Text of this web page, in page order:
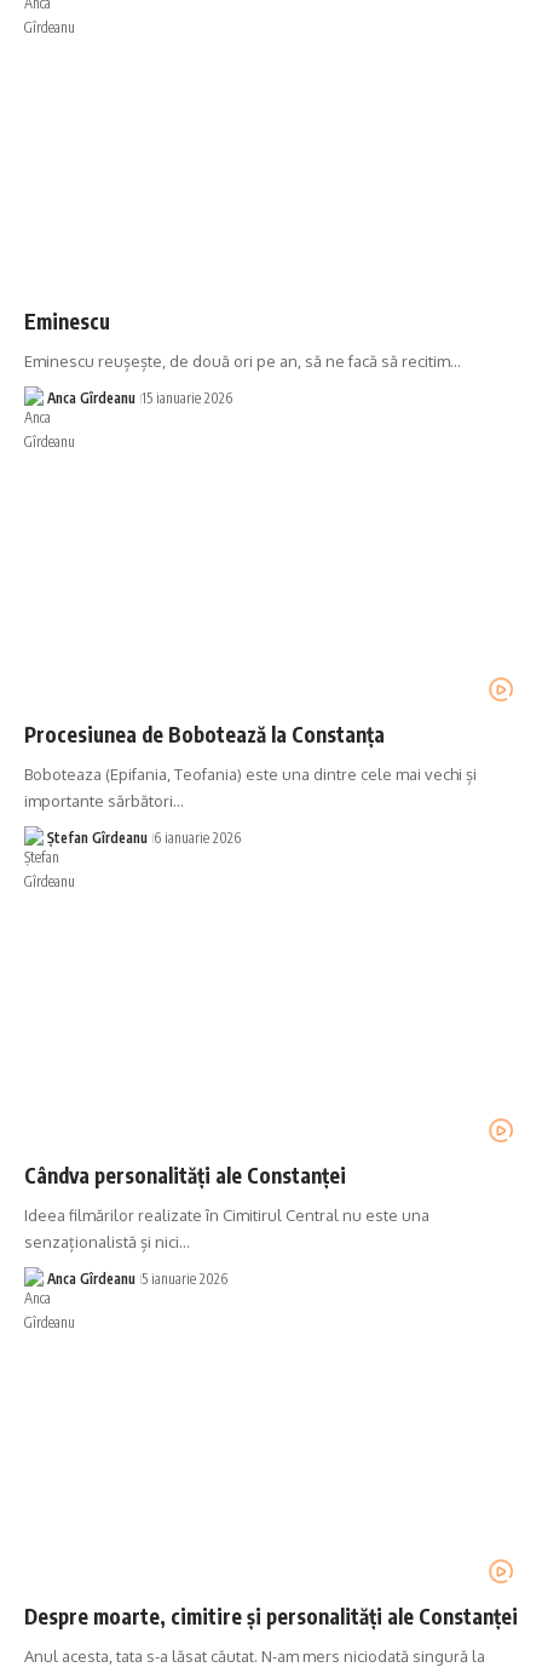
Eminescu
Eminescu reușește, de două ori pe an, să ne facă să recitim…
Anca Gîrdeanu 15 ianuarie 2026
Procesiunea de Bobotează la Constanța
Boboteaza (Epifania, Teofania) este una dintre cele mai vechi și
importante sărbători…
Ștefan Gîrdeanu 6 ianuarie 2026
Cândva personalități ale Constanței
Ideea filmărilor realizate în Cimitirul Central nu este una
senzaționalistă și nici…
Anca Gîrdeanu 5 ianuarie 2026
Despre moarte, cimitire și personalități ale Constanței
Anul acesta, tata s-a lăsat căutat. N-am mers niciodată singură la